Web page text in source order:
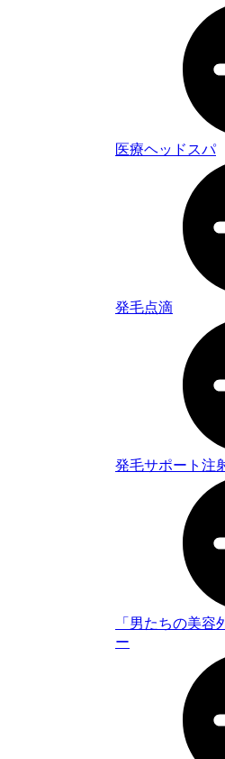
医療ヘッドスパ
発毛点滴
発毛サポート注
「男たちの美
ー